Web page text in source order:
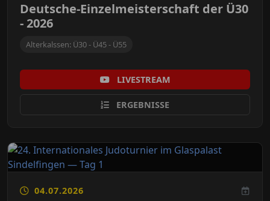
Deutsche-Einzelmeisterschaft der Ü30
- 2026
Alterkalssen: Ü30 - Ü45 - Ü55
LIVESTREAM
ERGEBNISSE
04.07.2026